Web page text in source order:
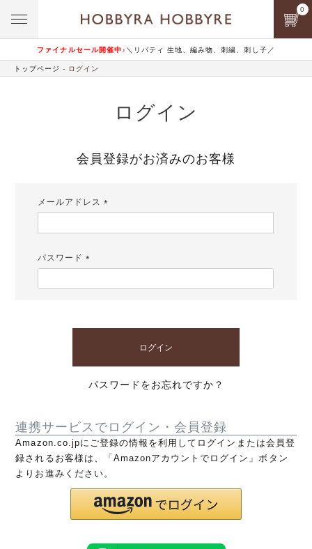
ファイナルセール開催中♪ ＼リバティ 生地、編み物、刺繍、刺し子／
0
トップページ ログイン
ログイン
会員登録がお済みのお客様
メールアドレス
パスワード
ログイン
パスワードをお忘れですか？
連携サービスでログイン・会員登録
Amazon.co.jpにご登録の情報を利用してログインまたは会員登
録されるお客様は、「Amazonアカウントでログイン」ボタン
よりお進みください。